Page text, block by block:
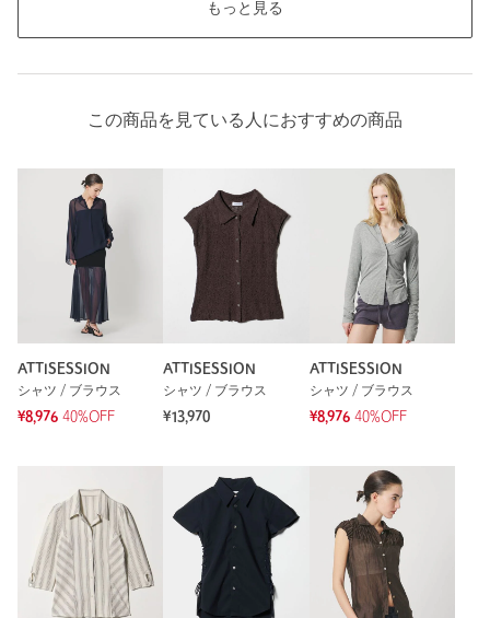
もっと見る
この商品を見ている人におすすめの商品
ATTISESSION
シャツ / ブラウス
¥8,976 40%OFF
ATTISESSION
シャツ / ブラウス
¥13,970
ATTISESSION
シャツ / ブラウス
¥8,976 40%OFF